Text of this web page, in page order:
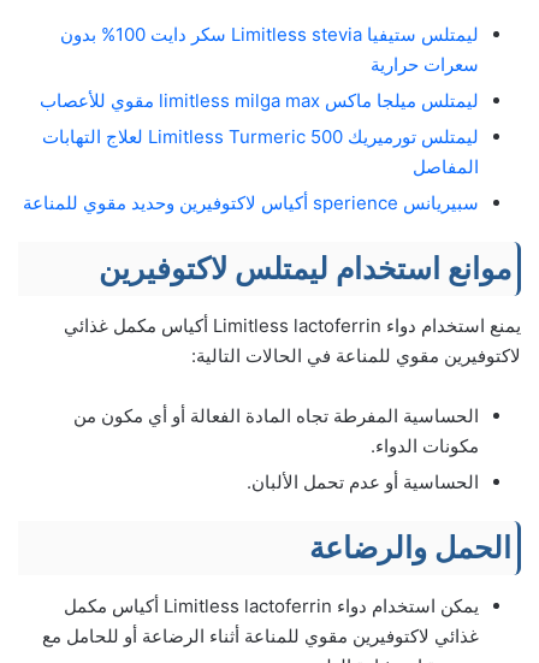
ليمتلس ستيفيا Limitless stevia سكر دايت 100% بدون
سعرات حرارية
ليمتلس ميلجا ماكس limitless milga max مقوي للأعصاب
ليمتلس تورميريك 500 Limitless Turmeric لعلاج التهابات
المفاصل
سبيريانس sperience أكياس لاكتوفيرين وحديد مقوي للمناعة
موانع استخدام ليمتلس لاكتوفيرين
يمنع استخدام دواء Limitless lactoferrin أكياس مكمل غذائي
لاكتوفيرين مقوي للمناعة في الحالات التالية:
الحساسية المفرطة تجاه المادة الفعالة أو أي مكون من
مكونات الدواء.
الحساسية أو عدم تحمل الألبان.
الحمل والرضاعة
يمكن استخدام دواء Limitless lactoferrin أكياس مكمل
غذائي لاكتوفيرين مقوي للمناعة أثناء الرضاعة أو للحامل مع